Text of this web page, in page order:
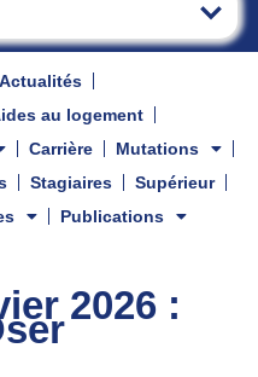
Actualités
au logement
Carrière
Mutations
Stagiaires
Supérieur
Publications
2026 :